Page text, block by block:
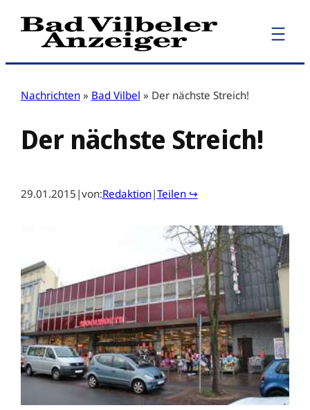
Zum
Inhalt
Nachrichten » Bad Vilbel » Der nächste Streich!
Der nächste Streich!
29.01.2015 |von:Redaktion|Teilen ↪